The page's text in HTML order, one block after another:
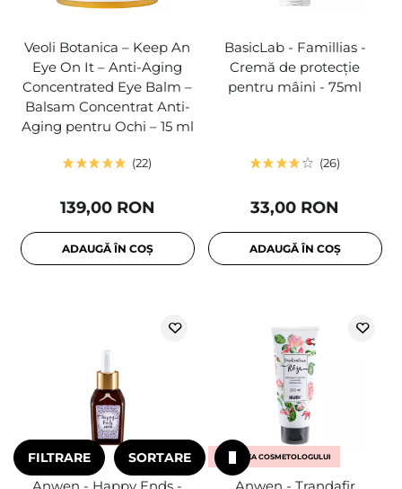
Veoli Botanica – Keep An
Eye On It – Anti-Aging
Concentrated Eye Balm –
Balsam Concentrat Anti-
Aging pentru Ochi – 15 ml
22
139,00 RON
ADAUGĂ ÎN COȘ
BasicLab - Famillias -
Cremă de protecție
pentru mâini - 75ml
26
33,00 RON
ADAUGĂ ÎN COȘ
ALEGEREA COSMETOLOGULUI
FILTRARE SORTARE